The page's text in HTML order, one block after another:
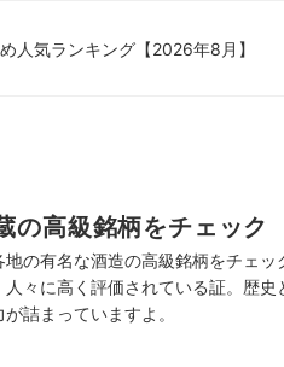
人気ランキング【2026年8月】
の高級銘柄をチェック
の有名な酒造の高級銘柄をチェ
々に高く評価されている証。歴
詰まっていますよ。